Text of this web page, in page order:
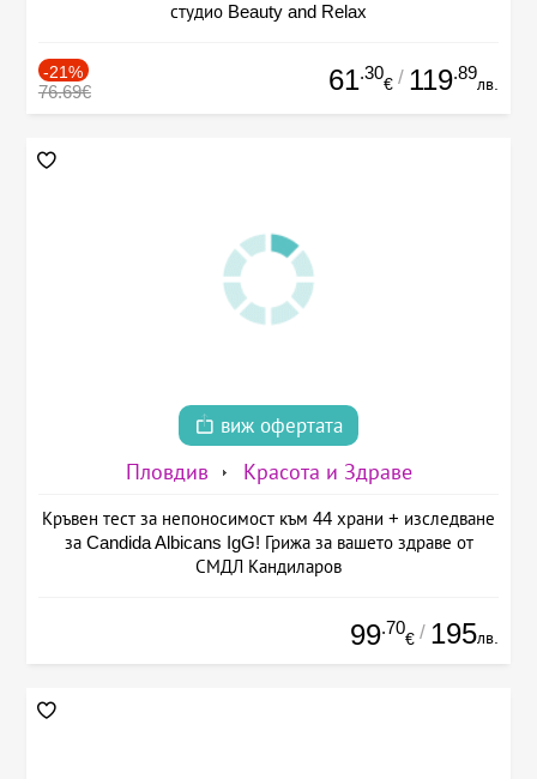
студио Beauty and Relax
-21%
76.69€ 61.30
€ / 119.89
лв.
виж офертата
Пловдив Красота и Здраве
Кръвен тест за непоносимост към 44 храни + изследване
за Candida Albicans IgG! Грижа за вашето здраве от
СМДЛ Кандиларов
99.70
€ / 195лв.